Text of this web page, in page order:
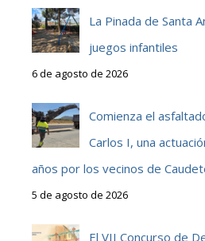
La Pinada de Santa
juegos infantiles
6 de agosto de 2026
Comienza el
Carlos I, una
años por los vecinos de
5 de agosto de 2026
El VII Concurso de